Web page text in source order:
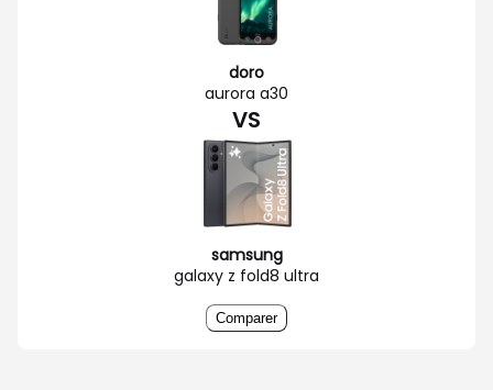
doro
aurora a30
VS
samsung
galaxy z fold8 ultra
Comparer